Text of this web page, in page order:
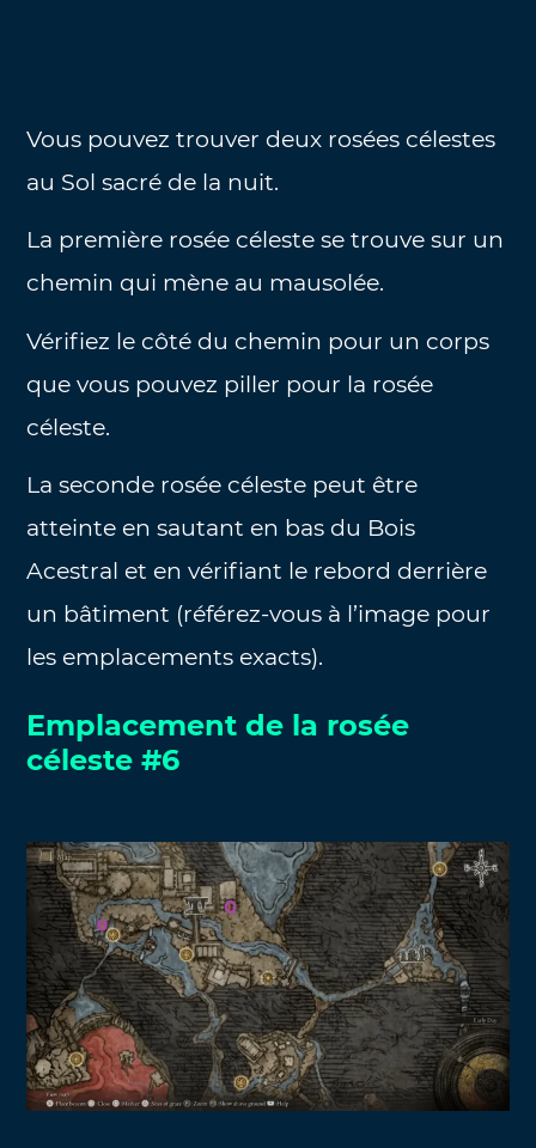
Vous pouvez trouver deux rosées célestes
au Sol sacré de la nuit.
La première rosée céleste se trouve sur un
chemin qui mène au mausolée.
Vérifiez le côté du chemin pour un corps
que vous pouvez piller pour la rosée
céleste.
La seconde rosée céleste peut être
atteinte en sautant en bas du Bois
Acestral et en vérifiant le rebord derrière
un bâtiment (référez-vous à l’image pour
les emplacements exacts).
Emplacement de la rosée
céleste #6